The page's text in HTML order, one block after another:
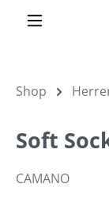
Shop
Soft
CAMANO